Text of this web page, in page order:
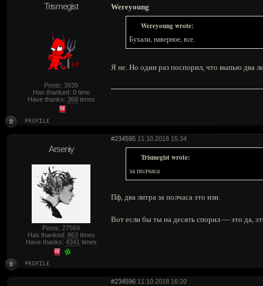
Trismegist
Posts: 3939
Has thanked: 0 time
Have thanks: 368times
Wereyoung
Wereyoung wrote:
Бухали, наверное, все.
Я не. Но один раз поспорил, что выпью два
#234595 11.10.2018 15:34
Arseniy
Posts: 27569
Has thanked: 863times
Have thanks: 4341 times
Trismegist wrote:
за полчаса
Пф, два литра за полчаса это изи.
Вот если бы ты на десять спорил — это да,
#234596 11.10.2018 16:20